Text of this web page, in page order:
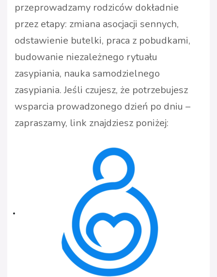
przeprowadzamy rodziców dokładnie
przez etapy: zmiana asocjacji sennych,
odstawienie butelki, praca z pobudkami,
budowanie niezależnego rytuału
zasypiania, nauka samodzielnego
zasypiania. Jeśli czujesz, że potrzebujesz
wsparcia prowadzonego dzień po dniu –
zapraszamy, link znajdziesz poniżej: